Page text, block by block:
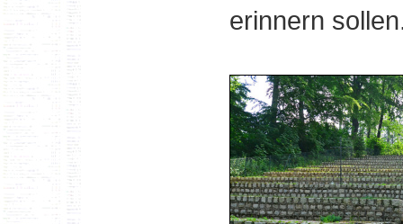
erinnern